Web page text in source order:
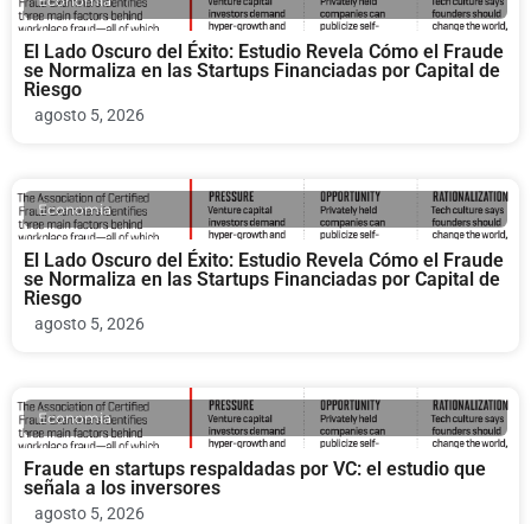
El Lado Oscuro del Éxito: Estudio Revela Cómo el Fraude
se Normaliza en las Startups Financiadas por Capital de
Riesgo
agosto 5, 2026
Economia
El Lado Oscuro del Éxito: Estudio Revela Cómo el Fraude
se Normaliza en las Startups Financiadas por Capital de
Riesgo
agosto 5, 2026
Economia
Fraude en startups respaldadas por VC: el estudio que
señala a los inversores
agosto 5, 2026